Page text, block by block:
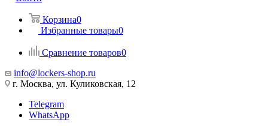
Корзина0
Избранные товары0
Сравнение товаров0
info@lockers-shop.ru
г. Москва, ул. Куликовская, 12
Telegram
WhatsApp